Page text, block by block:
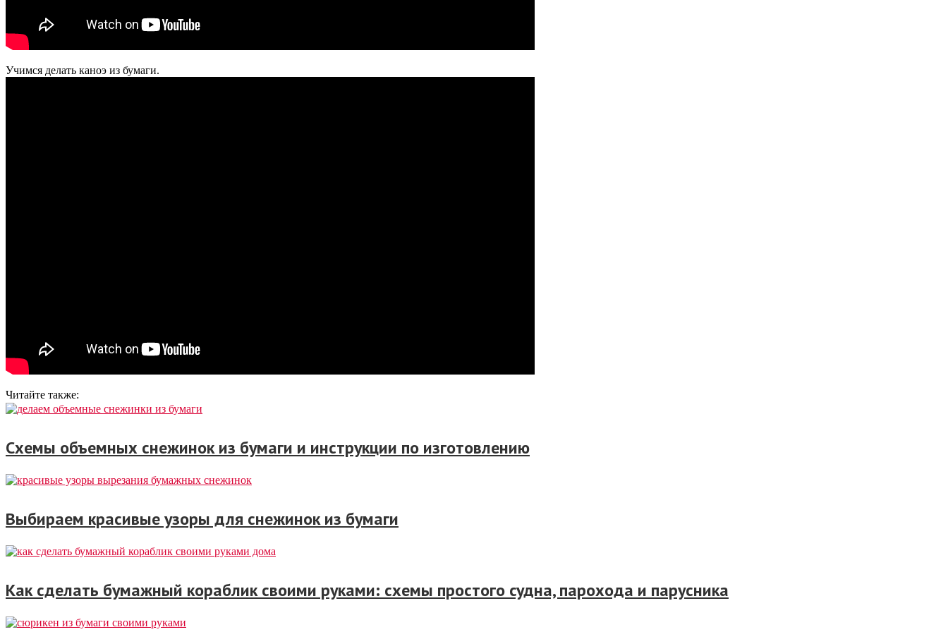
Учимся делать каноэ из бумаги.
Читайте также:
Схемы объемных снежинок из бумаги и инструкции по изготовлению
Выбираем красивые узоры для снежинок из бумаги
Как сделать бумажный кораблик своими руками: схемы простого судна, парохода и парусника